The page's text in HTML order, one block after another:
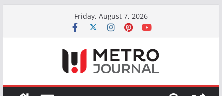
Friday, August 7, 2026